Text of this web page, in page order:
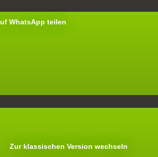
WhatsApp teilen
Zur klassischen Version wechseln